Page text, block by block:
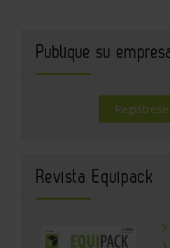
Publique su
Revista Equipack